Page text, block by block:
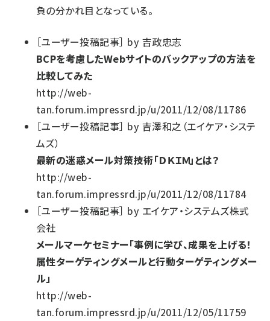
負の分かれ目となっている。
［ユーザー投稿記事］ by 吉政忠志
BCPを考慮したWebサイトのバックアップの方法を
比較してみた
http://web-
tan.forum.impressrd.jp/u/2011/12/08/11786
［ユーザー投稿記事］ by 吉澤和之（エイケア・システ
ムズ）
最新の迷惑メール対策技術「ＤＫＩＭ」とは？
http://web-
tan.forum.impressrd.jp/u/2011/12/08/11784
［ユーザー投稿記事］ by エイケア・システムズ株式
会社
メールマーケセミナー「事例に学び、成果を上げる！
属性ターゲティングメールと行動ターゲティングメー
ル」
http://web-
tan.forum.impressrd.jp/u/2011/12/05/11759